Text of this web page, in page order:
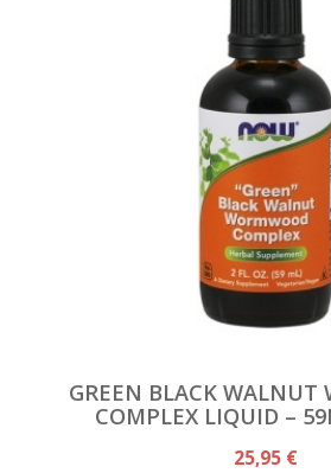
GREEN BLACK WALNUT
COMPLEX LIQUID –
25,95 €